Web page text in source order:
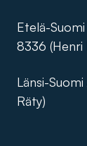
Etelä-
8336 (Henri
Länsi-
Räty)